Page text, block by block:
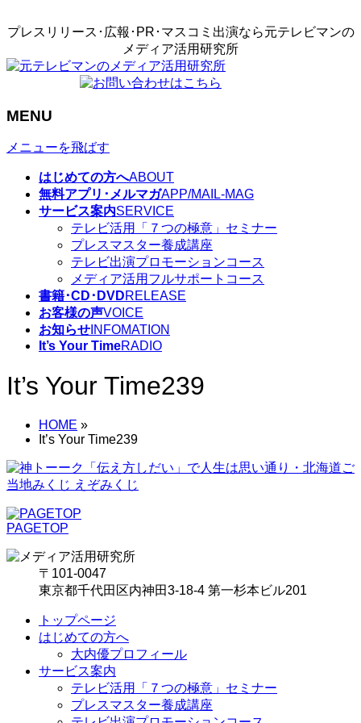
プレスリリース･広報･PR･マスコミ出演なら元テレビマンの
メディア活用研究所
MENU
メニューを飛ばす
はじめての方へABOUT
無料アプリ･メルマガAPP/MAIL-MAG
サービス案内SERVICE
テレビ活用「７つの極意」セミナー
プレスマスター養成講座
テレビ出演プロモーションコース
メディア活用フルサポートコース
書籍･CD･DVDRELEASE
お客様の声VOICE
お知らせ INFOMATION
It’s Your TimeRADIO
It’s Your Time239
HOME »
It’s Your Time239
PAGETOP
〒101-0047
東京都千代田区内神田3-18-4 第一杉本ビル201
トップページ
はじめての方へ
大内優プロフィール
サービス案内
テレビ活用「７つの極意」セミナー
プレスマスター養成講座